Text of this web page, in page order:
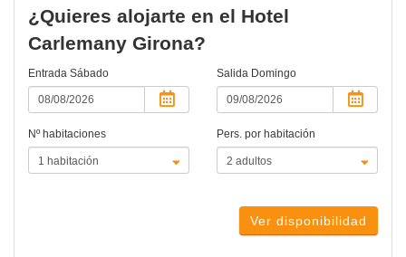
¿Quieres alojarte en el Hotel
Carlemany Girona?
Entrada Sábado Salida Domingo
Nº habitaciones Pers. por habitación
Ver disponibilidad